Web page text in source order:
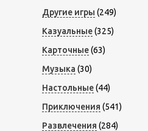
Другие игры (249)
Казуальные(325)
Карточные(63)
Музыка (30)
Настольные(44)
Приключения (541)
Развлечения (284)